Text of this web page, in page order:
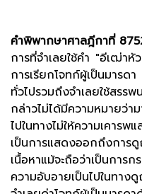
คำพิพากษาศาลฎีกาที่
การที่จำเลยใช้คำ "อีเฒ่า
การเรียกโจทก์ผู้เป็นมา
ทั่วไปรวมถึงจำเลยใช้ส
กล่าวไม่ได้มีความหมายว่
ไปในทางไม่ให้ความเคารพ
เป็นการแสดงออกถึงก
เนื้อหาแม้จะถือว่าเป็นการ
ความอับอายเป็นไปในทา